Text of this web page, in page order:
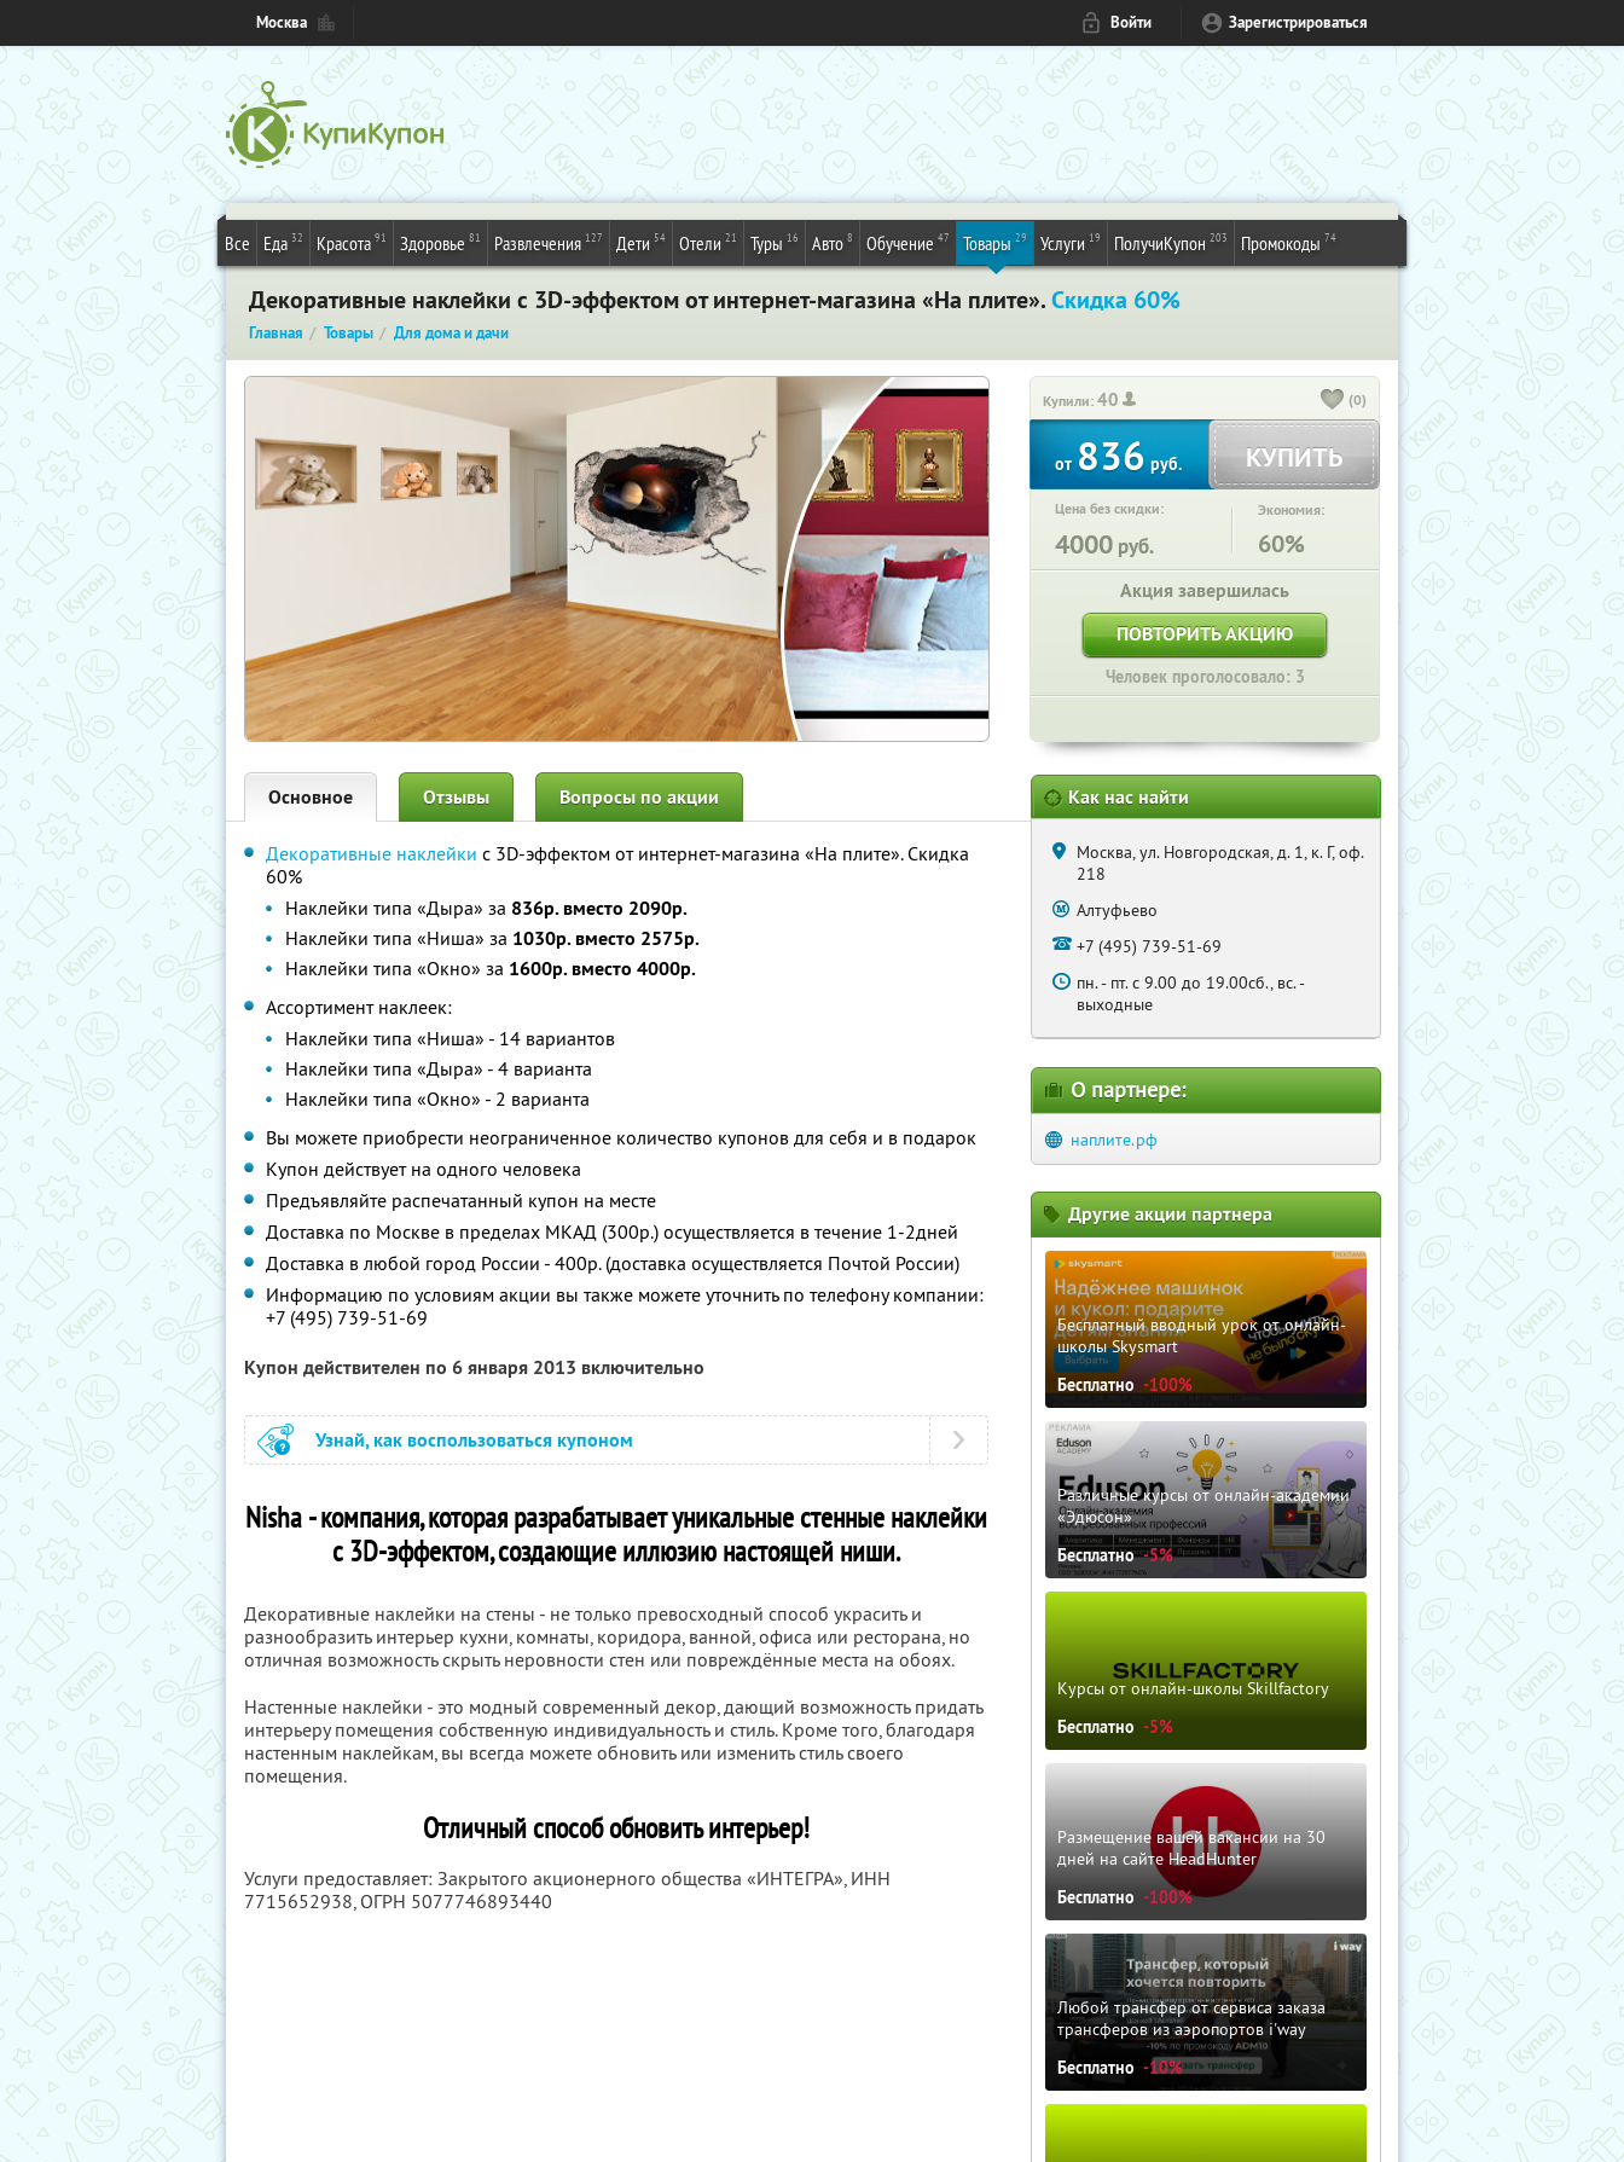
Москва Войти Зарегистрироваться
Все Еда 32 Красота 91 Здоровье 81 Развлечения 127 Дети 54 Отели 21 Туры 16 Авто 8 Обучение 47 Товары 29 Услуги 19 ПолучиКупон 203 Промокоды 74
Декоративные наклейки с 3D-эффектом от интернет-магазина «На плите».Скидка 60%
Главная Товары Для дома и дачи
Купили:40 (0)
от836руб. КУПИТЬ
Цена без скидки:
4000 руб.
Экономия:
60%
Акция завершилась
ПОВТОРИТЬ АКЦИЮ
Человек проголосовало: 3
Основное Отзывы Вопросы по акции
Декоративные наклейки с 3D-эффектом от интернет-магазина «На плите». Скидка
60%
Наклейки типа «Дыра» за 836р. вместо 2090р.
Наклейки типа «Ниша» за 1030р. вместо 2575р.
Наклейки типа «Окно» за 1600р. вместо 4000р.
Ассортимент наклеек:
Наклейки типа «Ниша» - 14 вариантов
Наклейки типа «Дыра» - 4 варианта
Наклейки типа «Окно» - 2 варианта
Вы можете приобрести неограниченное количество купонов для себя и в подарок
Купон действует на одного человека
Предъявляйте распечатанный купон на месте
Доставка по Москве в пределах МКАД (300р.) осуществляется в течение 1-2дней
Доставка в любой город России - 400р. (доставка осуществляется Почтой России)
Информацию по условиям акции вы также можете уточнить по телефону компании:
+7 (495) 739-51-69
Купон действителен по 6 января 2013 включительно
Узнай, как воспользоваться купоном
Nisha - компания, которая разрабатывает уникальные стенные наклейки
с 3D-эффектом, создающие иллюзию настоящей ниши.
Декоративные наклейки на стены - не только превосходный способ украсить и
разнообразить интерьер кухни, комнаты, коридора, ванной, офиса или ресторана, но
отличная возможность скрыть неровности стен или повреждённые места на обоях.
Настенные наклейки - это модный современный декор, дающий возможность придать
интерьеру помещения собственную индивидуальность и стиль. Кроме того, благодаря
настенным наклейкам, вы всегда можете обновить или изменить стиль своего
помещения.
Отличный способ обновить интерьер!
Услуги предоставляет: Закрытого акционерного общества «ИНТЕГРА», ИНН
7715652938, ОГРН 5077746893440
Как нас найти
Москва, ул. Новгородская, д. 1, к. Г, оф.
218
Алтуфьево
+7 (495) 739-51-69
пн. - пт. с 9.00 до 19.00сб., вс. -
выходные
О партнере:
наплите.рф
Другие акции партнера
Бесплатный вводный урок от онлайн-
школы Skysmart
Бесплатно -100%
Различные курсы от онлайн-академии
«Эдюсон»
Бесплатно -5%
Курсы от онлайн-школы Skillfactory
Бесплатно -5%
Размещение вашей вакансии на 30
дней на сайте HeadHunter
Бесплатно -100%
Любой трансфер от сервиса заказа
трансферов из аэропортов i'way
Бесплатно -10%